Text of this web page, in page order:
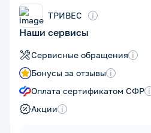
ТРИВЕС i
Наши сервисы
Сервисные обращения i
Бонусы за отзывы i
Оплата сертификатом СФР i
Акции i